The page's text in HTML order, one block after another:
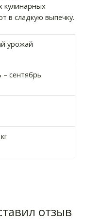
кулинарных
в сладкую выпечку.
урожай
сентябрь
отзыв